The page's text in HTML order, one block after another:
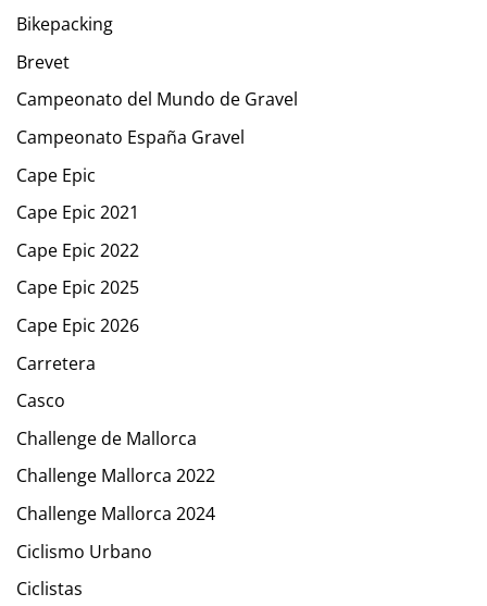
Bikepacking
Brevet
Campeonato del Mundo de Gravel
Campeonato España Gravel
Cape Epic
Cape Epic 2021
Cape Epic 2022
Cape Epic 2025
Cape Epic 2026
Carretera
Casco
Challenge de Mallorca
Challenge Mallorca 2022
Challenge Mallorca 2024
Ciclismo Urbano
Ciclistas